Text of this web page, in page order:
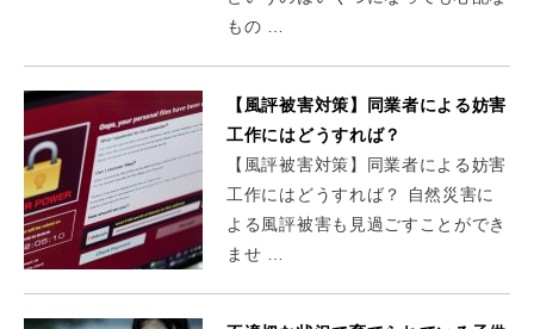
もの …
【風評被害対策】同業者による妨害
工作にはどうすれば？
【風評被害対策】同業者による妨害
工作にはどうすれば？ 自然災害に
よる風評被害も見過ごすことができ
ませ …